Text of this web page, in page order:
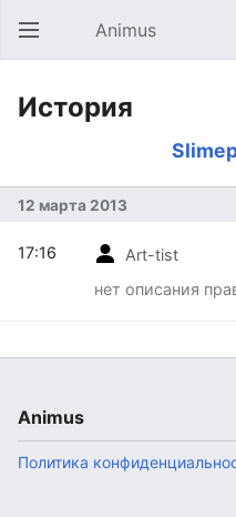
Открыть главное меню Animus
История
12 марта 2013
Art-tist
нет описания
17:16
Animus
Политика